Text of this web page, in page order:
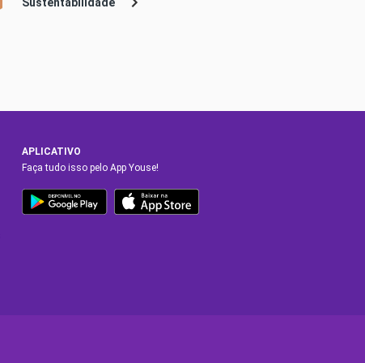
APLICATIVO
Faça tudo isso pelo App Youse!